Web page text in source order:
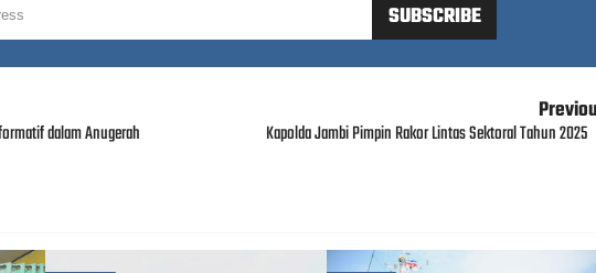
dalam Anugerah Kapolda Jambi Pimpin Rakor Lintas Sektoral Tahun 2025